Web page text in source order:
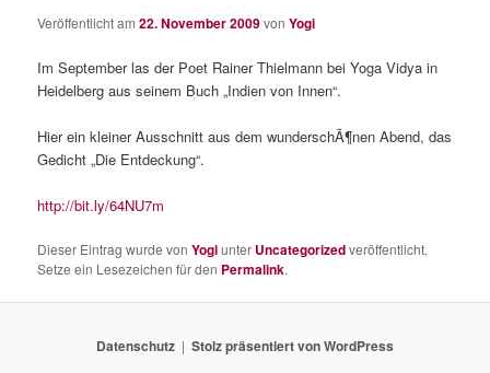
Veröffentlicht am22. November 2009vonYogi
Im September las der Poet Rainer Thielmann bei Yoga Vidya in
Heidelberg aus seinem Buch „Indien von Innen“.
Hier ein kleiner Ausschnitt aus dem wunderschÃ¶nen Abend, das
Gedicht „Die Entdeckung“.
http://bit.ly/64NU7m
Dieser Eintrag wurde vonYogiunter Uncategorizedveröffentlicht.
Setze ein Lesezeichen für den Permalink.
Datenschutz Stolz präsentiert von WordPress